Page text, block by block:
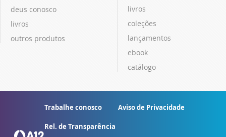
deus conosco
livros
outros produtos
livros
coleções
lançamentos
ebook
catálogo
Trabalhe conosco Aviso de Privacidade
Rel. de Transparência